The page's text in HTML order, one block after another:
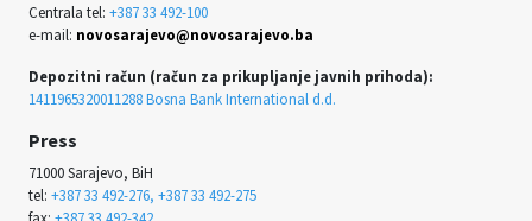
Centrala tel: +387 33 492-100
e-mail: novosarajevo@novosarajevo.ba
Depozitni račun (račun za prikupljanje javnih prihoda):
1411965320011288 Bosna Bank International d.d.
Press
71000 Sarajevo, BiH
tel: +387 33 492-276, +387 33 492-275